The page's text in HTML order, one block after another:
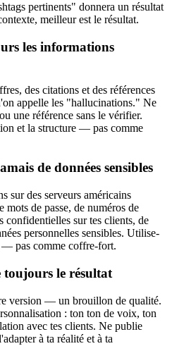
pertinents" donnera un résultat
meilleur est le résultat.
les informations
des citations et des références
appelle les "hallucinations." Ne
une référence sans le vérifier.
et la structure — pas comme
de données sensibles
sur des serveurs américains
de passe, de numéros de
confidentielles sur tes clients, de
personnelles sensibles. Utilise-
— pas comme coffre-fort.
toujours le résultat
version — un brouillon de qualité.
: ton ton de voix, ton
avec tes clients. Ne publie
à ta réalité et à ta